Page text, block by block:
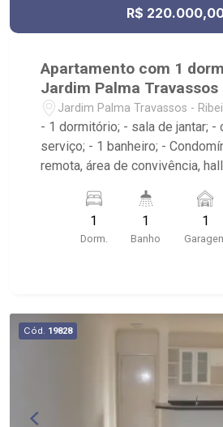
R$
Apartamento com 1
Jardim Palma Travassos
Jardim Palma Travassos -
- 1 dormitório; - sala de jantar; -
serviço; - 1 banheiro; - Condomínio com portaria
remota, área de convivência,
1
Dorm.
1
Banho
1
Cód. 19828